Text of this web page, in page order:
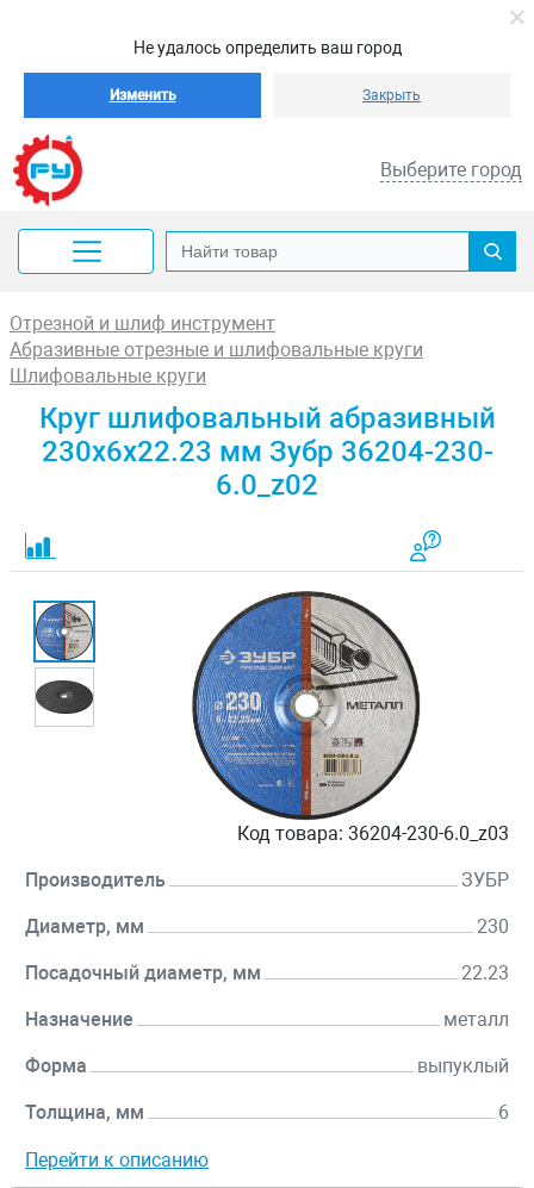
Не удалось определить ваш город
Изменить Закрыть
Выберите город
Отрезной и шлиф инструмент
Абразивные отрезные и шлифовальные круги
Шлифовальные круги
Круг шлифовальный абразивный
230x6x22.23 мм Зубр 36204-230-
6.0_z02
Код товара: 36204-230-6.0_z03
Производитель ЗУБР
Диаметр, мм 230
Посадочный диаметр, мм 22.23
Назначение металл
Форма выпуклый
Толщина, мм 6
Перейти к описанию